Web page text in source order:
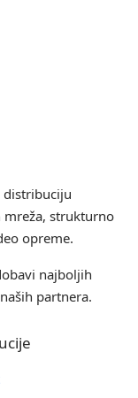
distribuciju
strukturno
opreme.
najboljih
partnera.